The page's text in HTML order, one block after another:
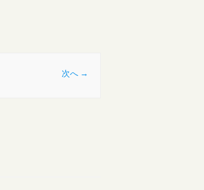
次へ →